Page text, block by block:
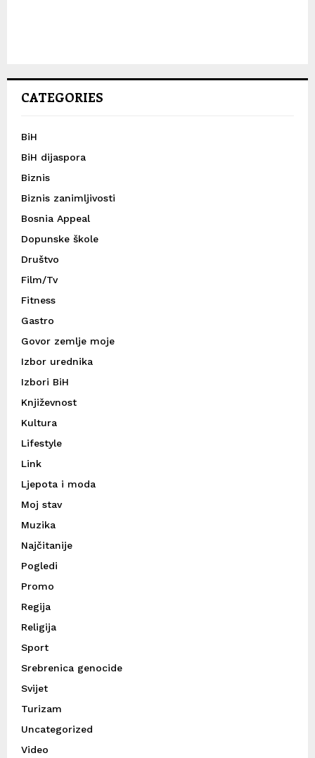
CATEGORIES
BiH
BiH dijaspora
Biznis
Biznis zanimljivosti
Bosnia Appeal
Dopunske škole
Društvo
Film/Tv
Fitness
Gastro
Govor zemlje moje
Izbor urednika
Izbori BiH
Književnost
Kultura
Lifestyle
Link
Ljepota i moda
Moj stav
Muzika
Najčitanije
Pogledi
Promo
Regija
Religija
Sport
Srebrenica genocide
Svijet
Turizam
Uncategorized
Video